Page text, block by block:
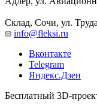
Склад, Сочи, ул.
info@fleksi.ru
Вконтакте
Telegram
Яндекс.Дзен
Бесплатный 3D-